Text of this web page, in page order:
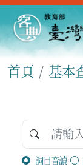
首頁 基本
詞目音讀